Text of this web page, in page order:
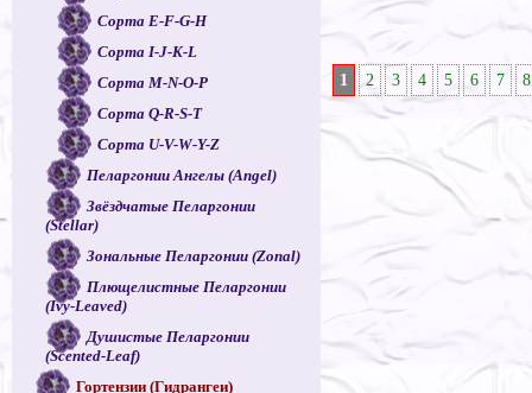
Сорта E-F-G-H
Сорта I-J-K-L
Сорта M-N-O-P
Сорта Q-R-S-T
Сорта U-V-W-Y-Z
Пеларгонии Ангелы (Angel)
Звёздчатые Пеларгонии
(Stellar)
Зональные Пеларгонии (Zonal)
Плющелистные Пеларгонии
(Ivy-Leaved)
Душистые Пеларгонии
(Scented-Leaf)
Гортензии (Гидрангеи)
1 2 3 4 5 6 7 8